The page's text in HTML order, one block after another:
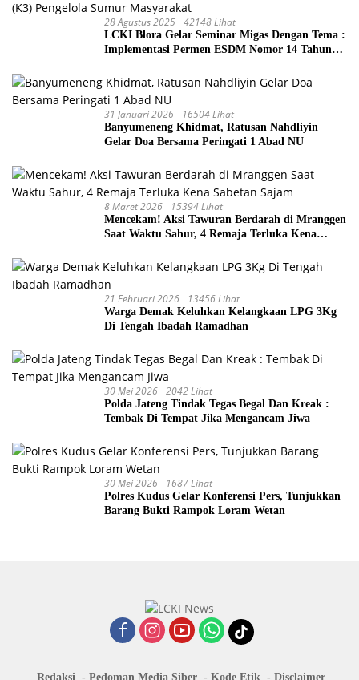
28 Agustus 2025 42148 Lihat
LCKI Blora Gelar Seminar Migas Dengan Tema :
Implementasi Permen ESDM Nomor 14 Tahun
Kesehatan Kerja (K3) Pengelola Sumur
Masyarakat
31 Januari 2026 16504 Lihat
Banyumeneng Khidmat, Ratusan Nahdliyin
Gelar Doa Bersama Peringati 1 Abad NU
8 Maret 2026 15394 Lihat
Mencekam! Aksi Tawuran Berdarah di Mranggen
Saat Waktu Sahur, 4 Remaja Terluka Kena
21 Februari 2026 13456 Lihat
Warga Demak Keluhkan Kelangkaan LPG 3Kg
Di Tengah Ibadah Ramadhan
30 Mei 2026 2042 Lihat
Polda Jateng Tindak Tegas Begal Dan Kreak :
Tembak Di Tempat Jika Mengancam Jiwa
30 Mei 2026 1687 Lihat
Polres Kudus Gelar Konferensi Pers, Tunjukkan
Barang Bukti Rampok Loram Wetan
Redaksi Pedoman Media Siber Kode Etik Disclaimer